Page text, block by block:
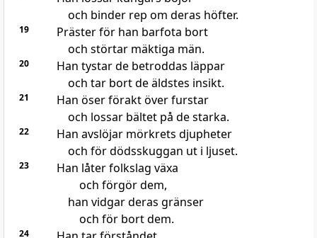
och binder rep om deras höfter.
19
Präster för han barfota bort
och störtar mäktiga män.
20
Han tystar de betroddas läppar
och tar bort de äldstes insikt.
21
Han öser förakt över furstar
och lossar bältet på de starka.
22
Han avslöjar mörkrets djupheter
och för dödsskuggan ut i ljuset.
23
Han låter folkslag växa
och förgör dem,
han vidgar deras gränser
och för bort dem.
24